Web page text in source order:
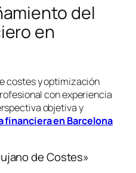
del
en
costes y optimización
con experiencia
objetiva y
financiera en Barcelona
de Costes»